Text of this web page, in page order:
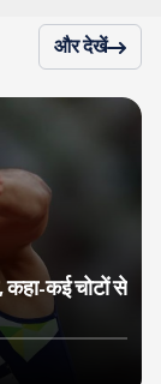
और देखें
कहा-कई चोटों से